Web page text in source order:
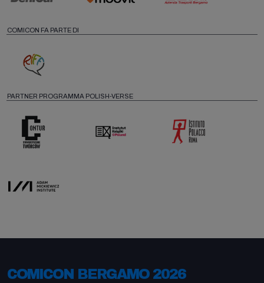
COMICON FA PARTE DI
PARTNER PROGRAMMA POLISH-VERSE
COMICON BERGAMO 2026